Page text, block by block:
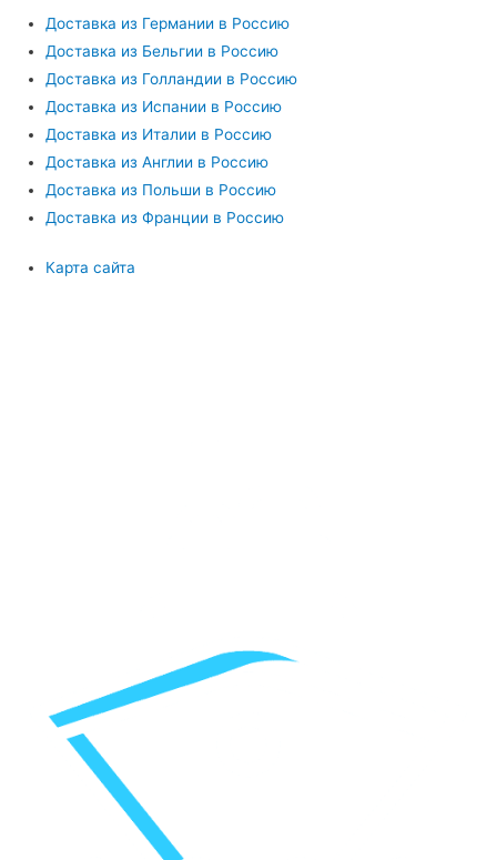
Доставка из Германии в Россию
Доставка из Бельгии в Россию
Доставка из Голландии в Россию
Доставка из Испании в Россию
Доставка из Италии в Россию
Доставка из Англии в Россию
Доставка из Польши в Россию
Доставка из Франции в Россию
Карта сайта